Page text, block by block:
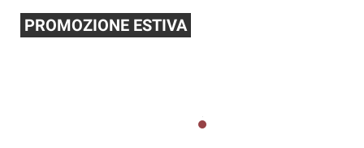
PROMOZIONE ESTIVA